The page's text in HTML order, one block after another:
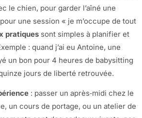
le chien, pour garder l’aîné une
une session « je m’occupe de tout
pratiques sont simples à planifier et
: quand j’ai eu Antoine, une
un bon pour 4 heures de babysitting
jours de liberté retrouvée.
: passer un après‑midi chez le
un cours de portage, ou un atelier de